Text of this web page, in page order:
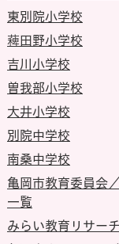
東別院小学校
薭田野小学校
吉川小学校
曽我部小学校
大井小学校
別院中学校
南桑中学校
亀岡市教育委員会
一覧
みらい教育リサー